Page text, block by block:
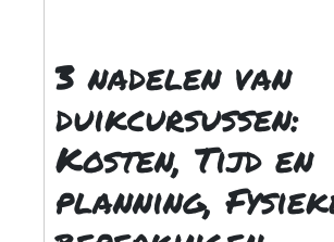
3 nadelen van
duikcursussen:
Kosten, Tijd en
planning,